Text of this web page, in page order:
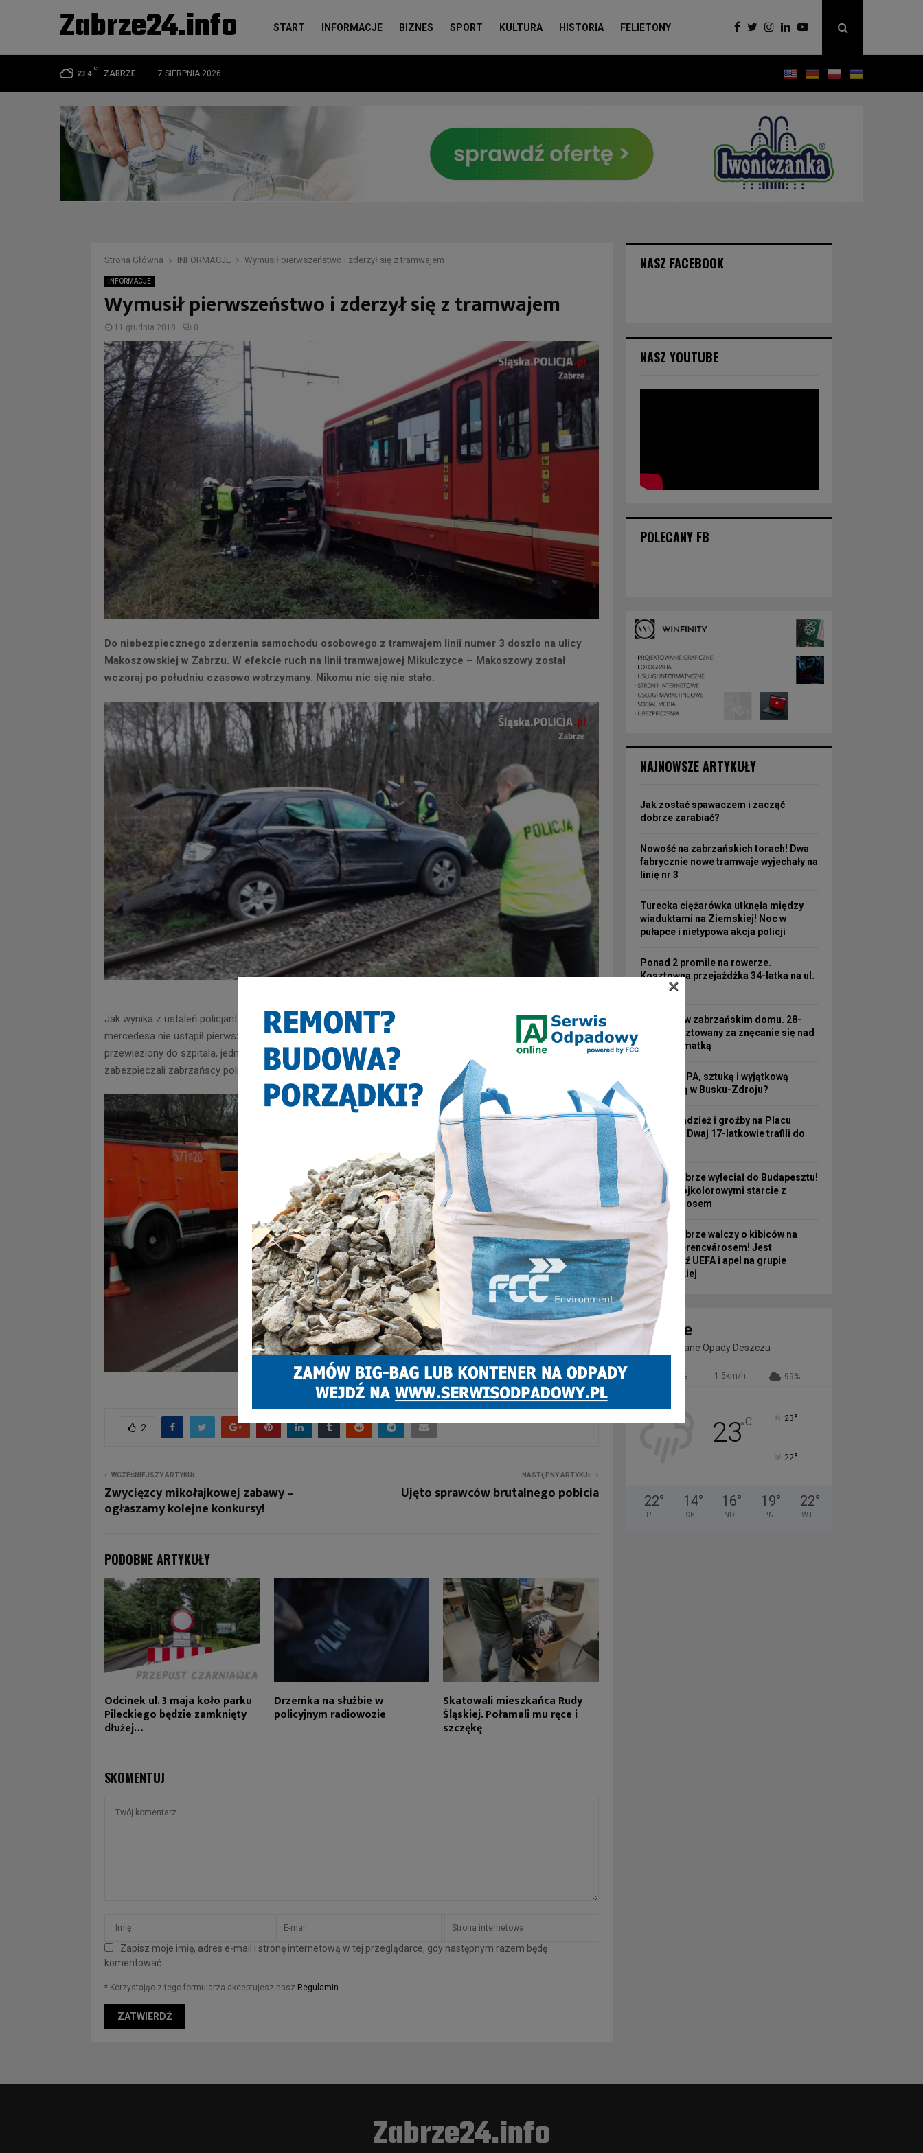
Zabrze24.info START INFORMACJE BIZNES SPORT KULTURA HISTORIA FELIETONY
23.4
C
ZABRZE 7 SIERPNIA 2026
Strona Główna INFORMACJE Wymusił pierwszeństwo i zderzył się z tramwajem
INFORMACJE
Wymusił pierwszeństwo i zderzył się z tramwajem
11 grudnia 2018 0
Do niebezpiecznego zderzenia samochodu osobowego z tramwajem linii numer 3 doszło na ulicy
Makoszowskiej w Zabrzu. W efekcie ruch na linii tramwajowej Mikulczyce – Makoszowy został
wczoraj po południu czasowo wstrzymany. Nikomu nic się nie stało.
Jak wynika z ustaleń policjantów, zderzenie z tramwajem miało miejsce po tym jak 34-letni kierowca
mercedesa nie ustąpił pierwszeństwa w miejscu, w którym tory przecinają ul. Makoszowską. Kierowca został
przewieziony do szpitala, jednak lekarze nie zdiagnozowali u niego poważniejszych urazów. Miejsce zdarzenia
zabezpieczali zabrzańscy policjanci i strażacy. Ruch na ul. Makoszowskiej odbywał się wahadłowo.
2
WCZEŚNIEJSZY ARTYKUŁ
Zwycięzcy mikołajkowej zabawy –
ogłaszamy kolejne konkursy!
NASTĘPNY ARTYKUŁ
Ujęto sprawców brutalnego pobicia
PODOBNE ARTYKUŁY
Odcinek ul. 3 maja koło parku
Pileckiego będzie zamknięty
dłużej…
Drzemka na służbie w
policyjnym radiowozie
Skatowali mieszkańca Rudy
Śląskiej. Połamali mu ręce i
szczękę
SKOMENTUJ
Zapisz moje imię, adres e-mail i stronę internetową w tej przeglądarce, gdy następnym razem będę
komentować.
* Korzystając z tego formularza akceptujesz nasz Regulamin
NASZ FACEBOOK
NASZ YOUTUBE
POLECANY FB
NAJNOWSZE ARTYKUŁY
Jak zostać spawaczem i zacząć
dobrze zarabiać?
Nowość na zabrzańskich torach! Dwa
fabrycznie nowe tramwaje wyjechały na
linię nr 3
Turecka ciężarówka utknęła między
wiaduktami na Ziemskiej! Noc w
pułapce i nietypowa akcja policji
Ponad 2 promile na rowerze.
Kosztowna przejażdżka 34-latka na ul.
3 Maja
Koszmar w zabrzańskim domu. 28-
latek aresztowany za znęcanie się nad
63-letnią matką
Hotel ze SPA, sztuką i wyjątkową
atmosferą w Busku-Zdroju?
Nocna kradzież i groźby na Placu
Wolności! Dwaj 17-latkowie trafili do
aresztu
Górnik Zabrze wyleciał do Budapesztu!
Przed Trójkolorowymi starcie z
Ferencvárosem
Górnik Zabrze walczy o kibiców na
mecz z Ferencvárosem! Jest
odpowiedź UEFA i apel na grupie
kibicowskiej
Zabrze
Umiarkowane Opady Deszczu
76% 1.5km/h 99%
23°C 23°
22°
22°
PT
14°
SB
16°
ND
19°
PN
22°
WT
Zabrze24.info
×